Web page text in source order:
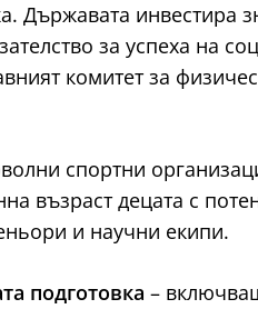
Държавата инвестира
за успеха на
комитет за
спортни
възраст децата с
и научни екипи.
подготовка –